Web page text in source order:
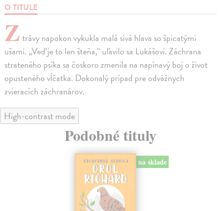
O TITULE
Ztrávy napokon vykukla malá sivá hlava so špicatými
ušami. „Veď je to len šteňa,“ uľavilo sa Lukášovi. Záchrana
strateného psíka sa čoskoro zmenila na napínavý boj o život
opusteného vĺčatka. Dokonalý prípad pre odvážnych
zvieracích záchranárov.
High-contrast mode
Podobné tituly
na sklade